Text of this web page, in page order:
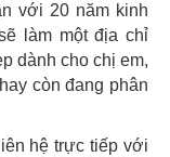
với 20 năm kinh
làm một địa chỉ
dành cho chị em,
còn đang phân
hệ trực tiếp với